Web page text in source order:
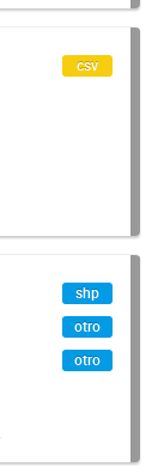
csv
shp
otro
otro